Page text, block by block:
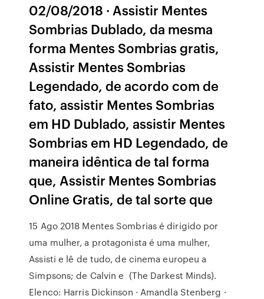
02/08/2018 · Assistir Mentes
Sombrias Dublado, da mesma
forma Mentes Sombrias gratis,
Assistir Mentes Sombrias
Legendado, de acordo com de
fato, assistir Mentes Sombrias
em HD Dublado, assistir Mentes
Sombrias em HD Legendado, de
maneira idêntica de tal forma
que, Assistir Mentes Sombrias
Online Gratis, de tal sorte que
15 Ago 2018 Mentes Sombrias é dirigido por
uma mulher, a protagonista é uma mulher,
Assisti e lê de tudo, de cinema europeu a
Simpsons; de Calvin e (The Darkest Minds).
Elenco: Harris Dickinson · Amandla Stenberg ·